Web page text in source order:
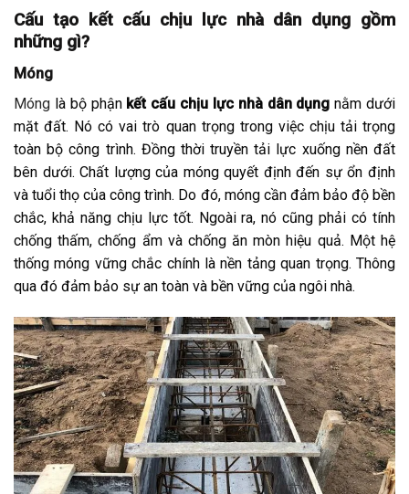
Cấu tạo kết cấu chịu lực nhà dân dụng gồm
những gì?
Móng
Móng là bộ phậnkết cấu chịu lực nhà dân dụng nằm dưới
mặt đất. Nó có vai trò quan trọng trong việc chịu tải trọng
toàn bộ công trình. Đồng thời truyền tải lực xuống nền đất
bên dưới. Chất lượng của móng quyết định đến sự ổn định
và tuổi thọ của công trình. Do đó, móng cần đảm bảo độ bền
chắc, khả năng chịu lực tốt. Ngoài ra, nó cũng phải có tính
chống thấm, chống ẩm và chống ăn mòn hiệu quả. Một hệ
thống móng vững chắc chính là nền tảng quan trọng. Thông
qua đó đảm bảo sự an toàn và bền vững của ngôi nhà.